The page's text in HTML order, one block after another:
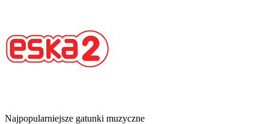
Najpopularniejsze gatunki muzyczne